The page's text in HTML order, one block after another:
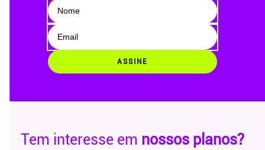
ASSINE
Tem interesse em nossos planos?